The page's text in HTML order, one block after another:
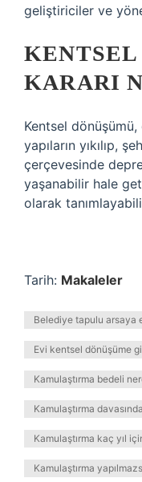
geliştiriciler ve
KENTSEL
KARARI
Kentsel dönüşümü,
yapıların yıkılıp,
çerçevesinde
yaşanabilir hale
olarak
Tarih: Makaleler
Belediye tapulu arsaya
Evi kentsel dönüşüme
Kamulaştırma bedeli
Kamulaştırma
Kamulaştırma kaç yıl
Kamulaştırma